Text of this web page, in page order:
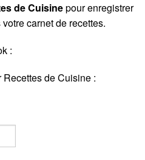
de Cuisinepour enregistrer
carnet de recettes.
:
de Cuisine :